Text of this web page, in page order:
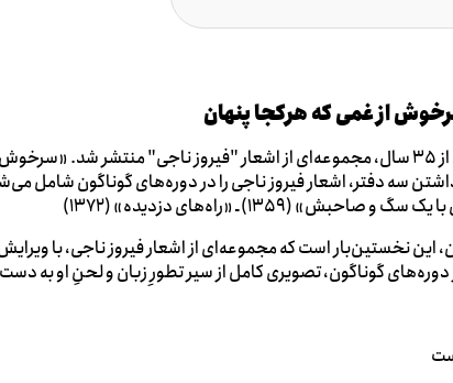
از غمی که هرکجا پنهان
پس از گذشت بیش از 35 سال، مجموعه‌ای از اشعار "فیروز ناجی" منتشر شد.
(1359) ـ «راه‌های دزدیده» (1372)
تاکنون، این نخستین‌بار است که مجموعه‌ای از اشعار فیروز ناجی، با
گوناگون، تصویری کامل از سیر تطورِ زبان و لحنِ او به